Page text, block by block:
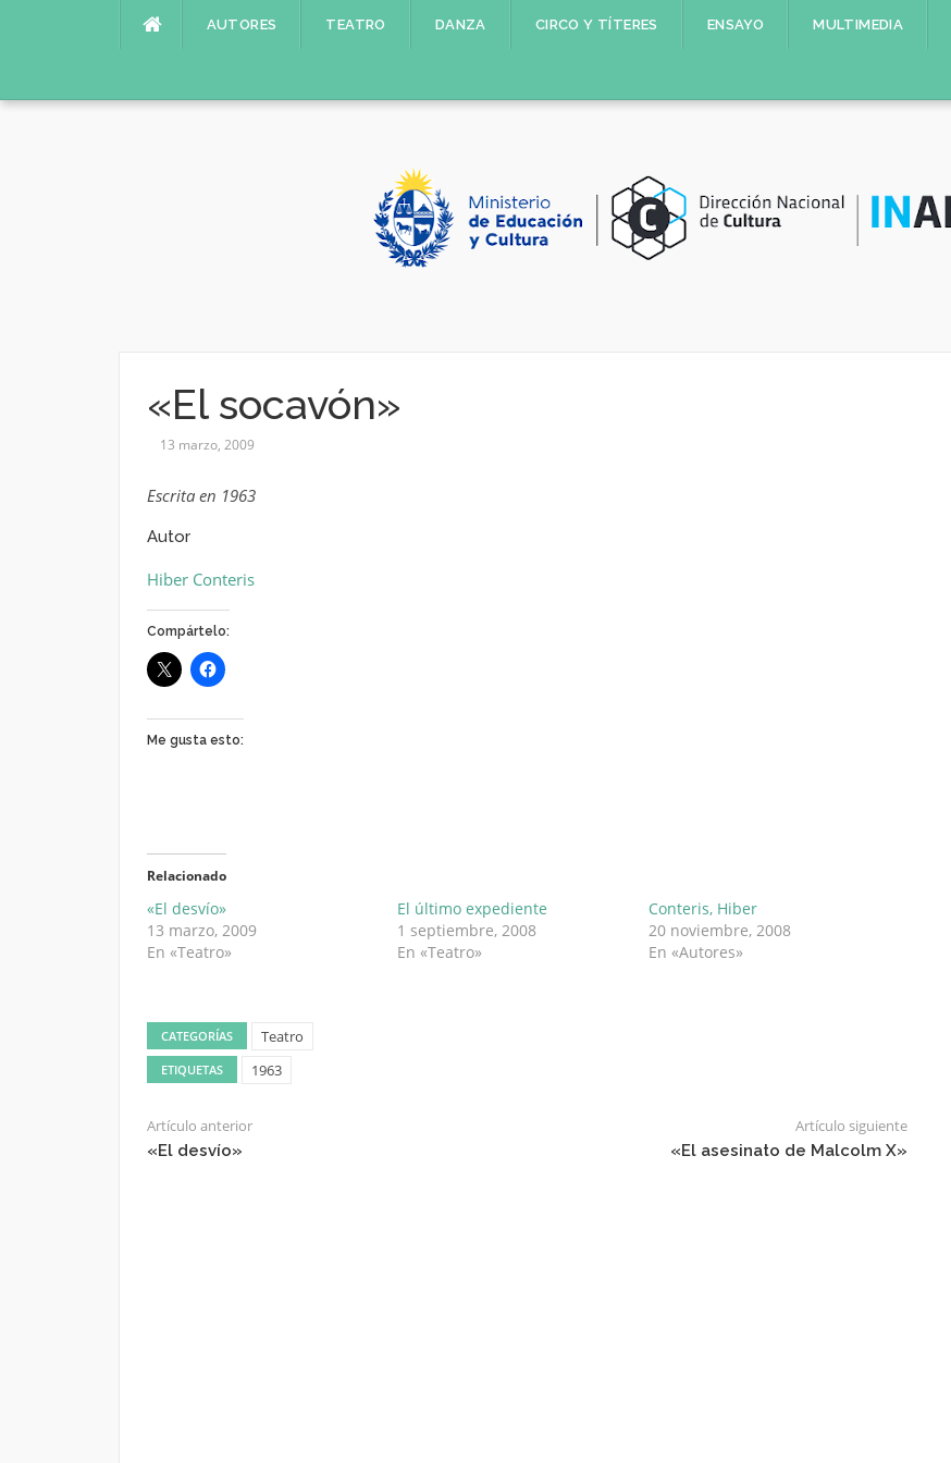
AUTORES TEATRO DANZA CIRCO Y TÍTERES ENSAYO MULTIMEDIA
«El socavón»
13 marzo, 2009
Escrita en 1963
Autor
Hiber Conteris
Compártelo:
Me gusta esto:
Relacionado
«El desvío»
13 marzo, 2009
En «Teatro»
El último expediente
1 septiembre, 2008
En «Teatro»
Conteris, Hiber
20 noviembre, 2008
En «Autores»
CATEGORÍAS Teatro
ETIQUETAS 1963
Artículo anterior
«El desvío»
Artículo siguiente
«El asesinato de Malcolm X»